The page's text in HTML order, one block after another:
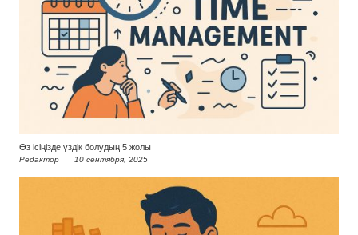
Өз ісіңізде үздік болудың 5 жолы
Редактор 10 сентября, 2025